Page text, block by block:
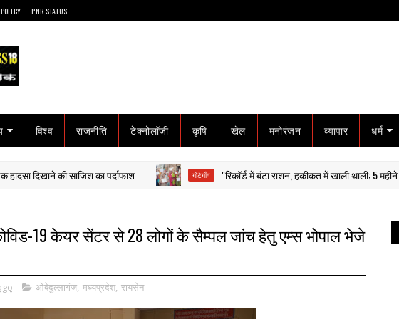
PNR STATUS
विश्व राजनीति टेक्नोलॉजी कृषि खेल मनोरंजन व्यापार धर्म
की साजिश का पर्दाफाश गोटेगाँव "रिकॉर्ड में बंटा राशन, हकीकत में खाली थाली; 5 महीने बाद फूटा
19 केयर सेंटर से 28 लोगों के सैम्पल जांच हेतु एम्स भोपाल भेजे
ओबेदुल्लागंज, मध्यप्रदेश, रायसेन